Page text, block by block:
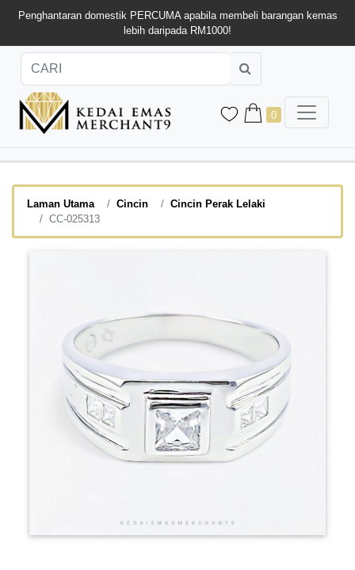
Penghantaran domestik PERCUMA apabila membeli barangan kemas
lebih daripada RM1000!
0
Laman Utama Cincin
Cincin Perak Lelaki
CC-025313